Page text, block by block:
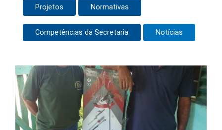
Projetos Normativas
Competências da Secretaria Notícias